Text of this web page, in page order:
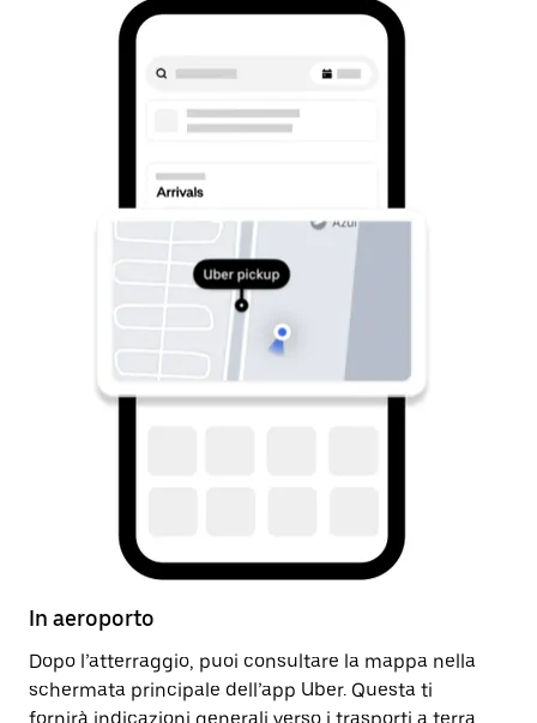
In aeroporto
Dopo l’atterraggio, puoi consultare la mappa nella
schermata principale dell’app Uber. Questa ti